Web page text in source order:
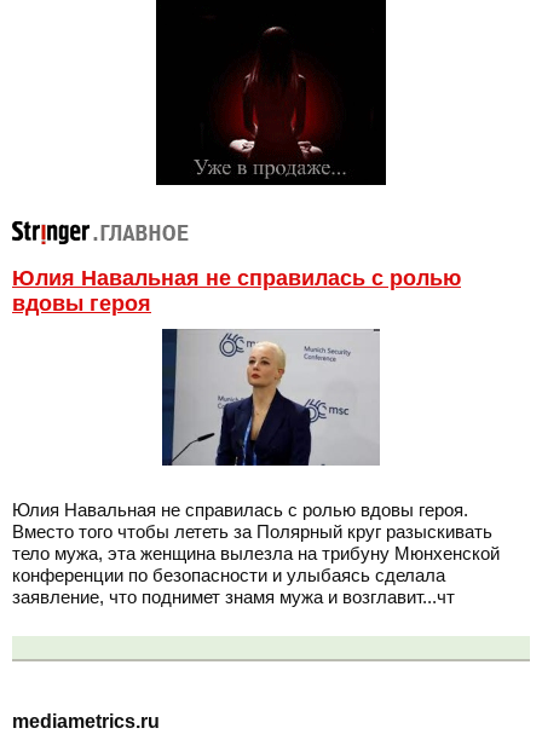
Юлия Навальная не справилась с ролью
вдовы героя
Юлия Навальная не справилась с ролью вдовы героя.
Вместо того чтобы лететь за Полярный круг разыскивать
тело мужа, эта женщина вылезла на трибуну Мюнхенской
конференции по безопасности и улыбаясь сделала
заявление, что поднимет знамя мужа и возглавит...чт
mediametrics.ru